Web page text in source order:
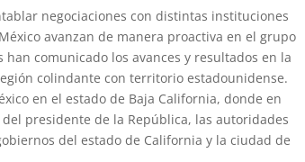
negociaciones con distintas instituciones
avanzan de manera proactiva en el grupo
comunicado los avances y resultados en la
colindante con territorio estadounidense.
en el estado de Baja California, donde en
presidente de la República, las autoridades
del estado de California y la ciudad de